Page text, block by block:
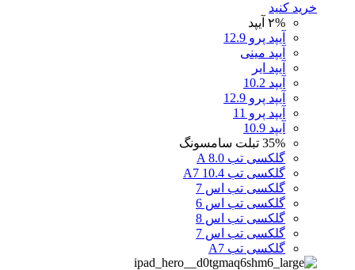
خرید کنید
۲% آیپد
آیپد پرو 12.9
آیپد مینی
آیپد ایر
آیپد 10.2
آیپد پرو 12.9
آیپد پرو 11
آیپد 10.9
35% تبلت سامسونگ
گلکسی تب A 8.0
گلکسی تب A7 10.4
گلکسی تب اس 7
گلکسی تب اس 6
گلکسی تب اس 8
گلکسی تب اس 7
گلکسی تب A7